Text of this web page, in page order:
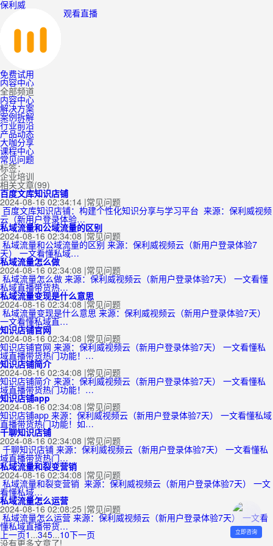
保利威
观看直播
免费试用
内容中心
全部频道
内容中心
解决方案
案例拆解
行业前沿
产品动态
大咖分享
课程中心
常见问题
标签：
企业培训
相关文章(99)
百度文库知识店铺
2024-08-16 02:34:14 |常见问题
百度文库知识店铺：构建个性化知识分享与学习平台 来源：保利威视频
云（新用户登录体验…
私域流量和公域流量的区别
2024-08-16 02:34:08 |常见问题
私域流量和公域流量的区别 来源：保利威视频云（新用户登录体验7
天） 一文看懂私域…
私域流量怎么做
2024-08-16 02:34:08 |常见问题
私域流量怎么做 来源：保利威视频云（新用户登录体验7天） 一文看懂
私域直播带货热…
私域流量变现是什么意思
2024-08-16 02:34:08 |常见问题
私域流量变现是什么意思 来源：保利威视频云（新用户登录体验7天）
一文看懂私域直…
知识店铺官网
2024-08-16 02:34:08 |常见问题
知识店铺官网 来源：保利威视频云（新用户登录体验7天） 一文看懂私
域直播带货热门功能！…
知识店铺简介
2024-08-16 02:34:08 |常见问题
知识店铺简介 来源：保利威视频云（新用户登录体验7天） 一文看懂私
域直播带货热门功能！…
知识店铺app
2024-08-16 02:34:08 |常见问题
知识店铺app 来源：保利威视频云（新用户登录体验7天） 一文看懂私域
直播带货热门功能！如…
千聊知识店铺
2024-08-16 02:34:08 |常见问题
千聊知识店铺 来源：保利威视频云（新用户登录体验7天） 一文看懂私
域直播带货热门…
私域流量和裂变营销
2024-08-16 02:34:08 |常见问题
私域流量和裂变营销 来源：保利威视频云（新用户登录体验7天） 一文
看懂私域…
私域流量怎么运营
2024-08-16 02:08:25 |常见问题
私域流量怎么运营 来源：保利威视频云（新用户登录体验7天） 一文看
懂私域直播带货…
上一页1 ...345...10下一页
没有更多文章了!
立即咨询